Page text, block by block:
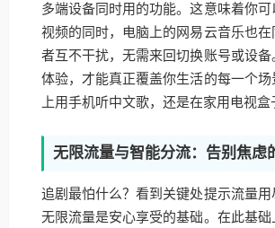
多端设备同时用的功能。这意味着你
视频的同时，电脑上的网易云音乐也
者互不干扰，无需来回切换账号或设
体验，才能真正覆盖你生活的每一个
上用手机听中文歌，还是在家用电视盒
无限流量与智能分流：告别焦虑
追剧最怕什么？看到关键处提示流量
无限流量是安心享受的基础。在此基